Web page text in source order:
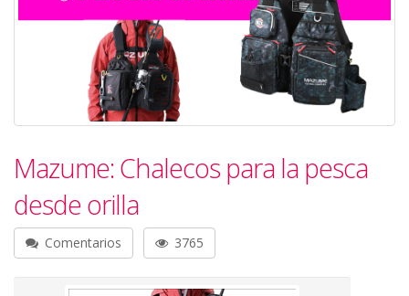
Mazume: Chalecos para la pesca
desde orilla
Comentarios 3765